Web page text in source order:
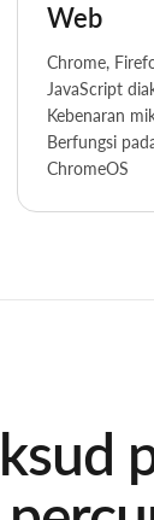
Web
Chrome,
JavaScript
Kebenaran
Berfungsi
ChromeOS